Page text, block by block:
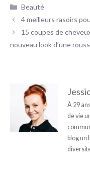
Catégories
Beauté
4 meilleurs rasoirs
15 coupes de
nouveau look d’une
À 29
de vie
blog un